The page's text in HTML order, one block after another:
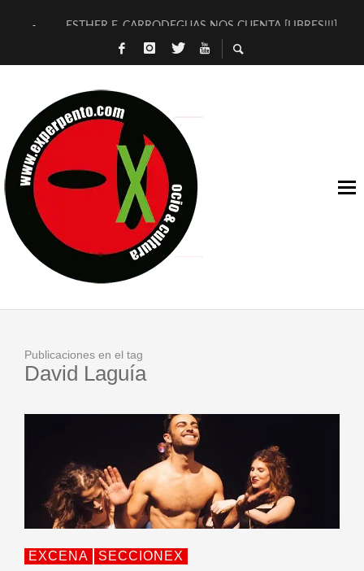
ESTHER F. CARRODEGUAS NOS CUENTA [LIBRES!!!]
[TERRA DE GUAPES] DE SANDRA MONFORT
TIMBRE 4, LA ESCUELA DEL DIRECTOR TEATRAL CLAUDIO
30 AÑOS (NO ES NADA) DE LA KATARSIS DEL TOMATAZO
MILITARES JUDÍAS EN #EXVITA
D’BALDOMEROS REINVENTAN [BITÁCORA 3.0] EN EXVITA
MARSHALL FLASH PRESENTA EN EXVITA [RELATIVA
JOFRE BARDAGÍ EN EXVITA INTERPRETANDO A SERRAT
Publicaciones en el tag
David Laguía
EXCENA SECCIONEX